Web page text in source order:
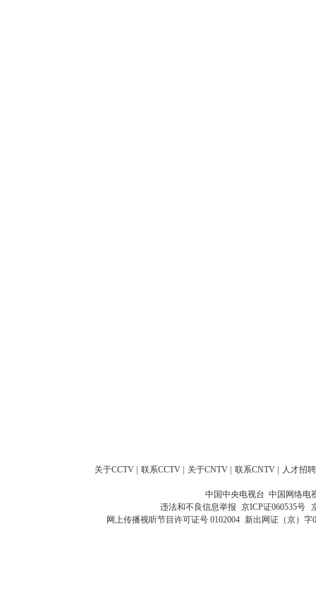
关于CCTV 联系CCTV 关于CNTV 联系CNTV 人才招聘
中国中央电视台 中国网络电
违法和不良信息举报 京ICP证060535号
网上传播视听节目许可证号 0102004 新出网证（京）